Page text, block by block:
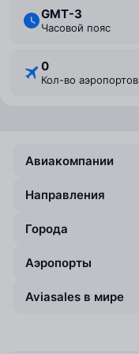
GMT-3
Часовой пояс
0
Кол-во аэропортов
Авиакомпании
Направления
Города
Аэропорты
Aviasales в мире